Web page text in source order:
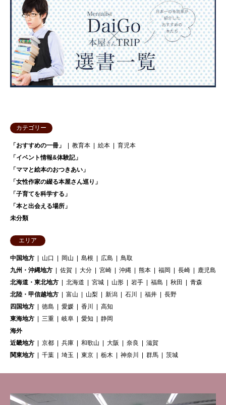
カテゴリー
「おすすめの一冊」 教育本 絵本
育児本
「イベント情報&体験記」
「ママと絵本のおつきあい」
「女性作家の綴る本屋さん巡り」
「子育てを科学する」
「本と出会える場所」
未分類
エリア
中国地方 山口 岡山 島根 広島
鳥取
九州・沖縄地方
佐賀 大分 宮崎 沖縄 熊本 福岡 長崎
鹿児島
北海道・東北地方
北海道 宮城 山形 岩手 福島 秋田
青森
北陸・甲信越地方
富山 山梨 新潟 石川 福井
長野
四国地方
徳島 愛媛 香川
高知
東海地方
三重 岐阜 愛知
静岡
海外
近畿地方
京都 兵庫 和歌山 大阪 奈良
滋賀
関東地方
千葉 埼玉 東京 栃木 神奈川 群馬 茨城